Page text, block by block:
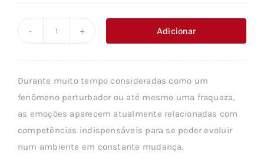
original
era:
é:
EMOCIONAL
GESTÃO.
Adicionar
Durante muito tempo consideradas como um
fenômeno perturbador ou até mesmo uma fraqueza,
as emoções aparecem atualmente relacionadas com
competências indispensáveis para se poder evoluir
num ambiente em constante mudança.